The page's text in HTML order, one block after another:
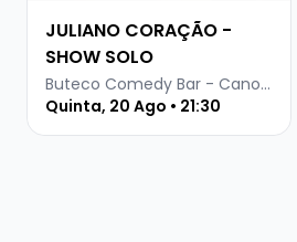
JULIANO CORAÇÃO -
SHOW SOLO
Buteco Comedy Bar - Canoas
Quinta, 20 Ago • 21:30